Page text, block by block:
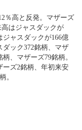
％高と反発。マザーズ
はジャスダックが
ジャスダックが166億
ダック372銘柄、マザ
、マザーズ79銘柄。
ーズ2銘柄、年初来安
。